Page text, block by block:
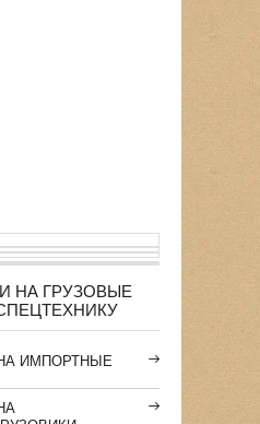
НА ГРУЗОВЫЕ
ИМПОРТНЫЕ